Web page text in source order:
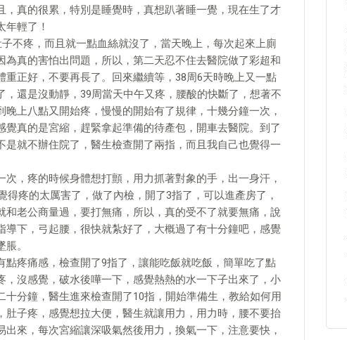
真的很累，特別是睡覺時，真想趴著睡一覺，現在生了才
輕了！
不疼，而且就一點血絲就沒了，當天晚上，每次起來上廁
真的害怕出問題，所以，第二天忍不住去醫院做了彩超和
正好，不要再長了。回來繼續等，38周6天時晚上又一點
還是沒動靜，39周當天中午又疼，腰酸的快斷了，想著不
上八點又開始疼，慢慢的開始有了規律，十幾分鐘一次，
真的是宮縮，趕緊拿起準備的待產包，開車去醫院。到了
就不辦住院了，醫生檢查開了兩指，而且我自己也覺得一
，疼的時候身體想打顫，用力抓著對象的手，出一身汗，
疼的太厲害了，做了內檢，開了3指了，可以進產房了，
老公商量過，要打無痛，所以，真的受不了就要無痛，說
下，弓起腰，很快就紮好了，大概過了有十分鐘吧，感覺
。
疼痛感，檢查開了9指了，讓能吃飯就吃飯，簡單吃了點
沒感覺，破水後嘩一下，感覺熱熱的水一下子出來了，小
分鐘，醫生進來檢查開了10指，開始準備生，教給如何用
子疼，感覺想拉大便，醫生就讓用力，用力時，腰不要抬
來，每次宮縮讓深吸氣然後用力，換氣一下，注意要快，